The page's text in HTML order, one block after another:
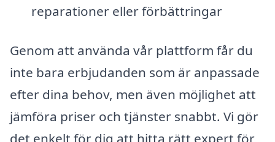
reparationer eller förbättringar
Genom att använda vår plattform får du
inte bara erbjudanden som är anpassade
efter dina behov, men även möjlighet att
jämföra priser och tjänster snabbt. Vi gör
det enkelt för dig att hitta rätt expert för